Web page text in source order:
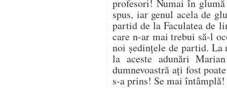
profesori! Numai în
spus, iar genul acela de
partid de la Faculatea de
care n-ar mai trebui să-l
noi ședințele de partid.
la aceste adunări
dumnevoastră ați fost
s-a prins! Se mai întâmplă!